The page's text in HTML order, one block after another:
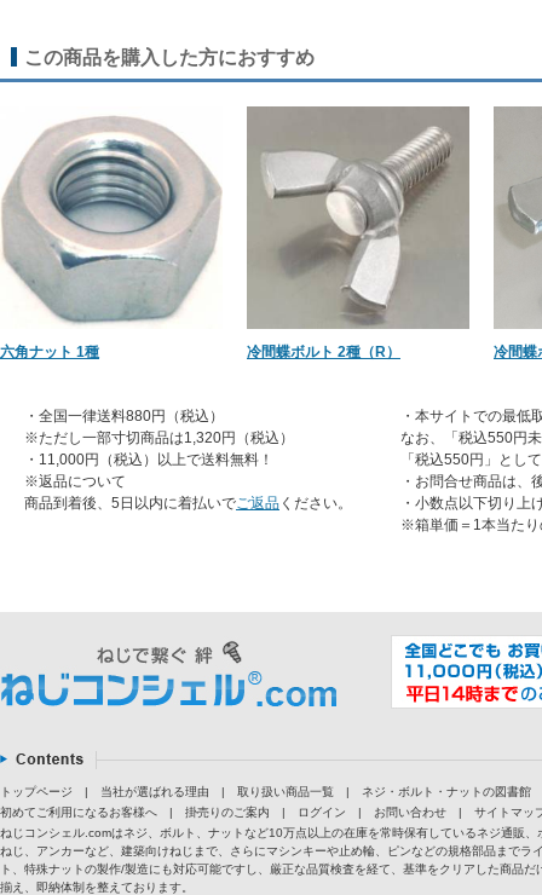
この商品を購入した方におすすめ
六角ナット 1種 冷間蝶ボルト 2種（R） 冷間蝶
・全国一律送料880円（税込）
※ただし一部寸切商品は1,320円（税込）
・11,000円（税込）以上で送料無料！
※返品について
商品到着後、5日以内に着払いでご返品 ください。
・本サイトでの最低
なお、「税込550円
「税込550円」とし
・お問合せ商品は、
・小数点以下切り上
※箱単価＝1本当たり
トップページ | 当社が選ばれる理由 | 取り扱い商品一覧 |
ネジ・ボルト・ナットの図書館
初めてご利用になるお客様へ
| 掛売りのご案内 | ログイン | お問い合わせ |
サイトマッ
ねじコンシェル.comはネジ、ボルト、ナットなど10万点以上の在庫を常時保有しているネジ通販
ねじ、アンカーなど、建築向けねじまで、さらにマシンキーや止め輪、ピンなどの規格部品まで
ト、特殊ナットの製作/製造にも対応可能ですし、厳正な品質検査を経て、基準をクリアした商品
揃え、即納体制を整えております。